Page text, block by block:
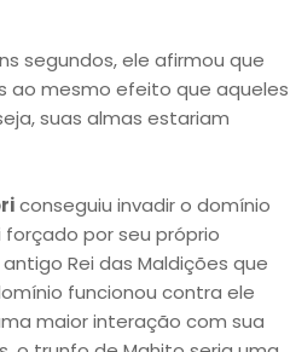
segundos, ele afirmou que
ao mesmo efeito que aqueles
suas almas estariam
conseguiu invadir o domínio
forçado por seu próprio
antigo Rei das Maldições que
funcionou contra ele
maior interação com sua